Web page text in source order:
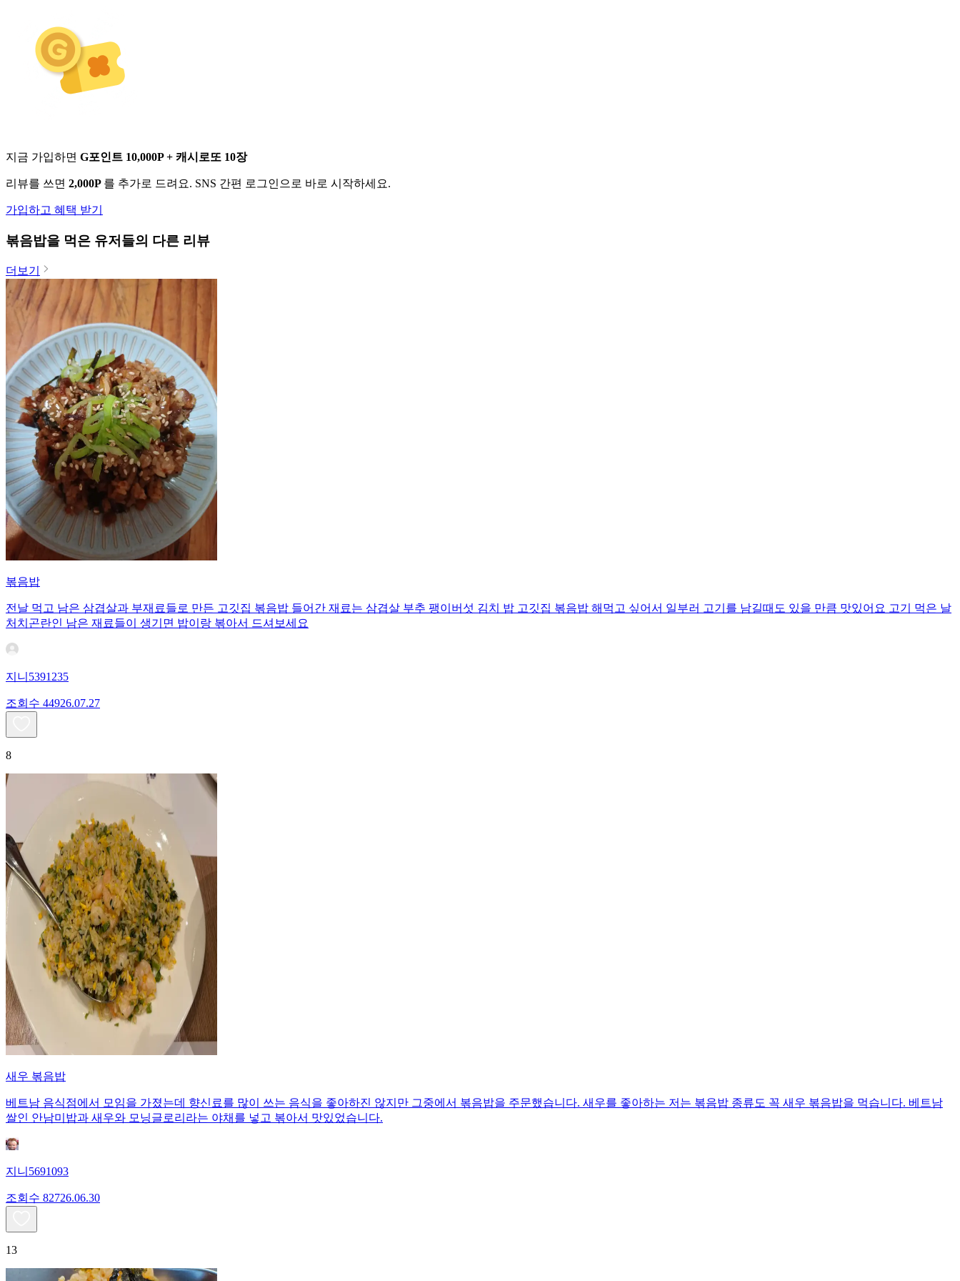
지금 가입하면 G포인트 10,000P + 캐시로또 10장
리뷰를 쓰면 2,000P 를 추가로 드려요. SNS 간편 로그인으로 바로 시작하세요.
가입하고 혜택 받기
볶음밥을 먹은 유저들의 다른 리뷰
더보기
볶음밥
전날 먹고 남은 삼겹살과 부재료들로 만든 고깃집 볶음밥 들어간 재료는 삼겹살 부추 팽이버섯 김치 밥 고깃집 볶음밥 해먹고 싶어서 일부러 고기를 남길때도 있을 만큼 맛있어요 고기 먹은 날
처치곤란인 남은 재료들이 생기면 밥이랑 볶아서 드셔보세요
지니5391235
조회수 44926.07.27
8
새우 볶음밥
베트남 음식점에서 모임을 가졌는데 향신료를 많이 쓰는 음식을 좋아하진 않지만 그중에서 볶음밥을 주문했습니다. 새우를 좋아하는 저는 볶음밥 종류도 꼭 새우 볶음밥을 먹습니다. 베트남
쌀인 안남미밥과 새우와 모닝글로리라는 야채를 넣고 볶아서 맛있었습니다.
지니5691093
조회수 82726.06.30
13